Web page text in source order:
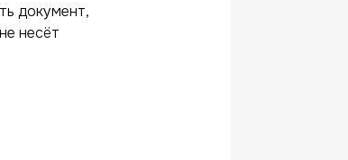
документ,
несёт